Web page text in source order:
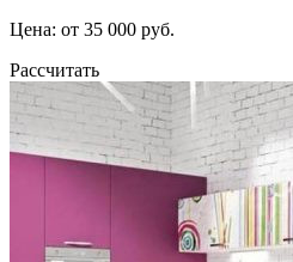
Цена: от 35 000 руб.
Рассчитать